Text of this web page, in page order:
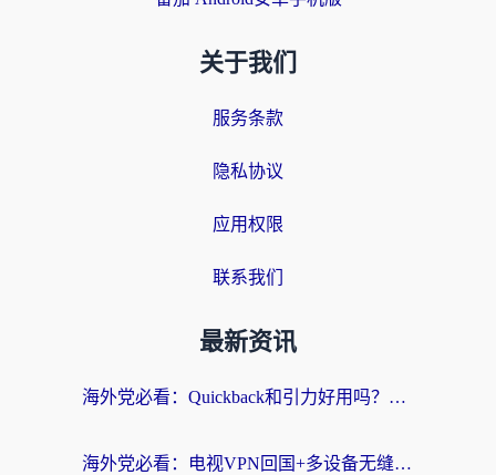
关于我们
服务条款
隐私协议
应用权限
联系我们
最新资讯
海外党必看：Quickback和引力好用吗？3分钟搞懂回国加速器怎么选
海外党必看：电视VPN回国+多设备无缝访问国内资源的实用指南